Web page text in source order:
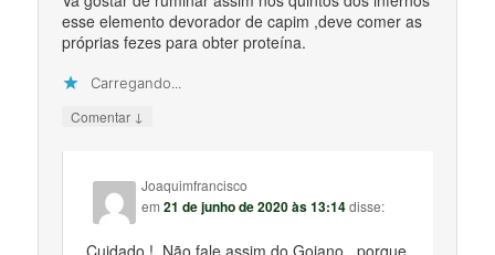
esse elemento devorador de capim ,deve comer as
próprias fezes para obter proteína.
Carregando...
Comentar ↓
Joaquimfrancisco
em21 de junho de 2020 às 13:14disse: